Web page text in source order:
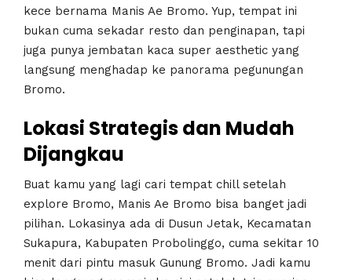
kece bernama Manis Ae Bromo. Yup, tempat ini
bukan cuma sekadar resto dan penginapan, tapi
juga punya jembatan kaca super aesthetic yang
langsung menghadap ke panorama pegunungan
Bromo.
Lokasi Strategis dan Mudah
Dijangkau
Buat kamu yang lagi cari tempat chill setelah
explore Bromo, Manis Ae Bromo bisa banget jadi
pilihan. Lokasinya ada di Dusun Jetak, Kecamatan
Sukapura, Kabupaten Probolinggo, cuma sekitar 10
menit dari pintu masuk Gunung Bromo. Jadi kamu